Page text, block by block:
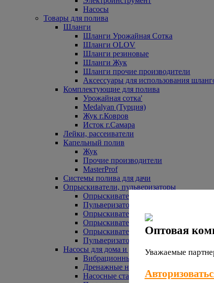
Насосы
Товары для полива
Шланги
Шланги Урожайная Сотка
Шланги OLOV
Шланги резиновые
Шланги Жук
Шланги прочие производители
Аксессуары для использования
Комплектующие для полива
Урожайная сотка'
Medalyan (Турция)
Жук г.Ковров
Исток г.Самара
Лейки, рассеиватели
Капельный полив
Жук
Прочие производители
MasterProf
Системы полива для дачи
Опрыскиватели, пульверизаторы
Опрыскиватели аккумуляторные
Пульверизаторы прочие
Опрыскиватели Урожайная сотка
Опрыскиватели Жук
Опрыскиватели прочие
Пульверизаторы Урожайная сотка
Насосы для дома и дачи
Вибрационные насосы
Дренажные насосы
Насосные станции
Оптовая
Уважаемые